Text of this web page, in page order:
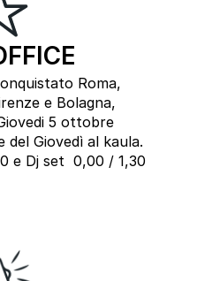
Roma,
e Bolagna,
5 ottobre
del Giovedì al kaula.
e Dj set 0,00 / 1,30